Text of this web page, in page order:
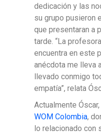
dedicación y las
su grupo pusieron
que presentaran a
tarde. “La
encuentra en este
anécdota me lleva
llevado conmigo
empatía”, relata
Actualmente
WOM Colombia,
lo relacionado con